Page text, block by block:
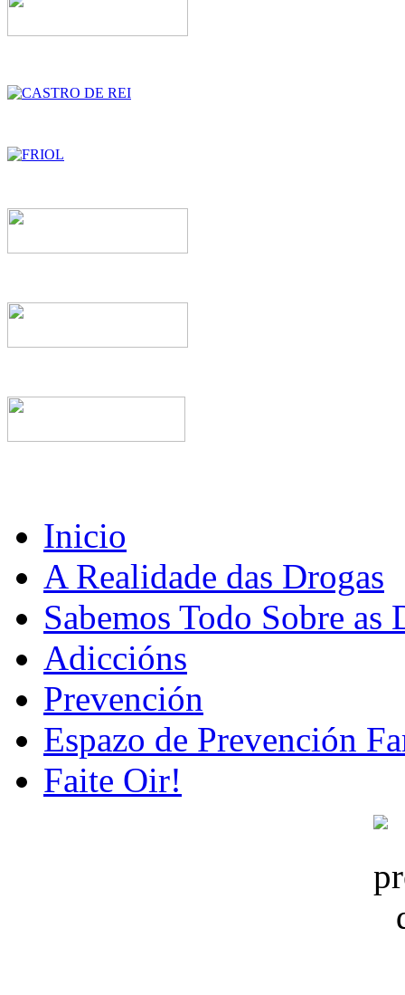
Inicio
A Realidade das Drogas
Sabemos Todo Sobre as
Adiccións
Prevención
Espazo de Prevención
Faite Oir!